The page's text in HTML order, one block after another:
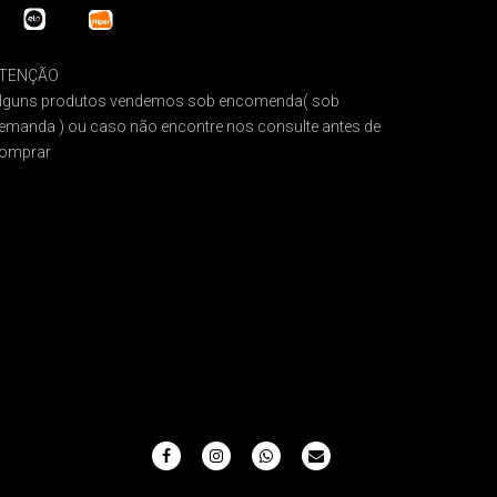
produtos vendemos sob encomenda( sob
) ou caso não encontre nos consulte antes de